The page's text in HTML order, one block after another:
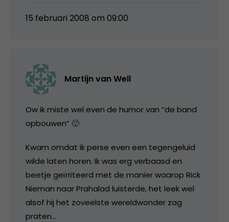
15 februari 2008 om 09:00
Martijn van Well
Ow ik miste wel even de humor van “de band
opbouwen” 🙂
Kwam omdat ik perse even een tegengeluid
wilde laten horen. Ik was erg verbaasd en
beetje geïrriteerd met de manier waarop Rick
Nieman naar Prahalad luisterde, het leek wel
alsof hij het zoveelste wereldwonder zag
praten…